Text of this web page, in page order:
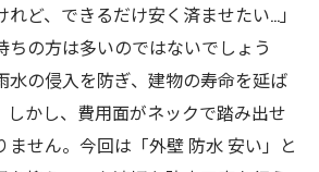
ど、できるだけ安く済ませたい…」
ちの方は多いのではないでしょう
水の侵入を防ぎ、建物の寿命を延ば
しかし、費用面がネックで踏み出せ
ません。今回は「外壁 防水 安い」と